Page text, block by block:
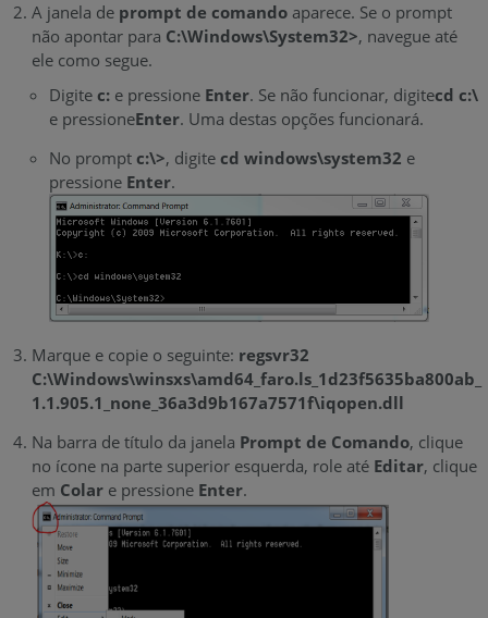
A janela de prompt de comandoaparece. Se o prompt
não apontar para C:\Windows\System32>, navegue até
ele como segue.
Digite c:e pressione Enter. Se não funcionar, digitecd c:\
e pressioneEnter. Uma destas opções funcionará.
No prompt c:\>, digite cd windows\system32 e
pressione Enter.
Marque e copie o seguinte: regsvr32
C:\Windows\winsxs\amd64_faro.ls_1d23f5635ba800ab_
1.1.905.1_none_36a3d9b167a7571f\iqopen.dll
Na barra de título da janela Prompt de Comando, clique
no ícone na parte superior esquerda, role até Editar, clique
em Colare pressione Enter.